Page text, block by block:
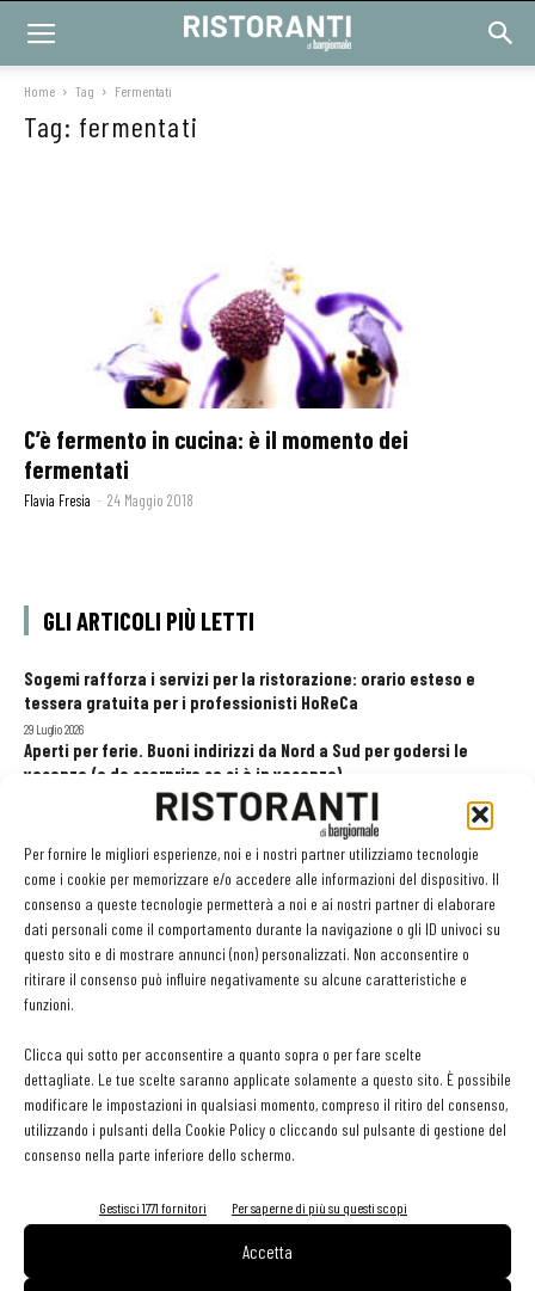
Per fornire le migliori esperienze, noi e i nostri partner utilizziamo tecnologie
come i cookie per memorizzare e/o accedere alle informazioni del dispositivo. Il
consenso a queste tecnologie permetterà a noi e ai nostri partner di elaborare
dati personali come il comportamento durante la navigazione o gli ID univoci su
questo sito e di mostrare annunci (non) personalizzati. Non acconsentire o
ritirare il consenso può influire negativamente su alcune caratteristiche e
funzioni.
Clicca qui sotto per acconsentire a quanto sopra o per fare scelte
dettagliate. Le tue scelte saranno applicate solamente a questo sito. È possibile
modificare le impostazioni in qualsiasi momento, compreso il ritiro del consenso,
utilizzando i pulsanti della Cookie Policy o cliccando sul pulsante di gestione del
consenso nella parte inferiore dello schermo.
Gestisci 1771 fornitori Per saperne di più su questi scopi
Accetta
Home Tag Fermentati
Tag: fermentati
C’è fermento in cucina: è il momento dei
fermentati
Flavia Fresia - 24 Maggio 2018
GLI ARTICOLI PIÙ LETTI
Sogemi rafforza i servizi per la ristorazione: orario esteso e
tessera gratuita per i professionisti HoReCa
29 Luglio 2026
Aperti per ferie. Buoni indirizzi da Nord a Sud per godersi le
vacanze (o da scorprire se si è in vacanza)
Pos, compagni di gestione. Le ultime soluzioni delle aziende
8 Luglio 2026
EDICOLA WEB